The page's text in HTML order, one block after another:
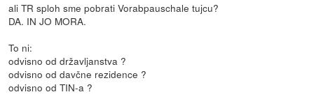
ali TR sploh sme pobrati Vorabpauschale tujcu?
DA. IN JO MORA.
To ni:
odvisno od državljanstva ?
odvisno od davčne rezidence ?
odvisno od TIN-a ?